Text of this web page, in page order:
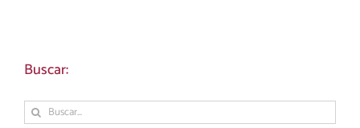
Buscar:
Buscar: